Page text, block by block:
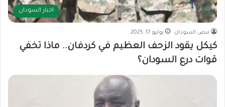
اخبار السودان
نبض السودان يوليو 17, 2025
كيكل يقود الزحف العظيم في كردفان.. ماذا تخفي
قوات درع السودان؟